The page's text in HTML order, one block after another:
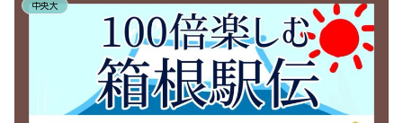
中央大